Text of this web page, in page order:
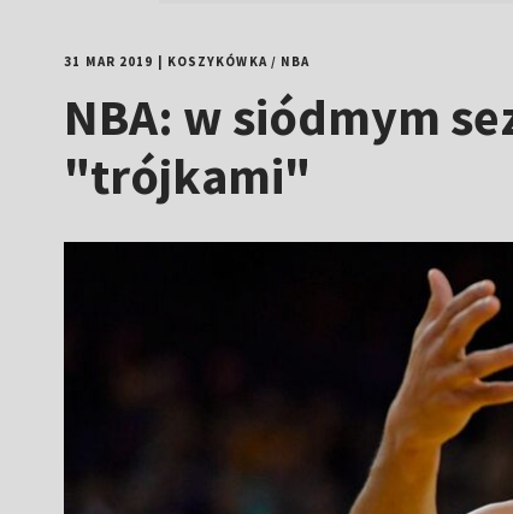
31 MAR 2019 KOSZYKÓWKA/ NBA
NBA: w siódmym
"trójkami"